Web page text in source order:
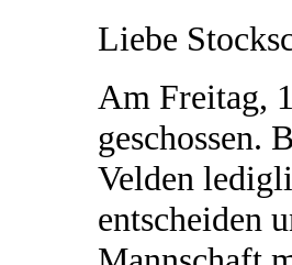
Liebe
Am Freitag,
geschossen.
Velden
entscheiden